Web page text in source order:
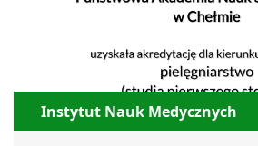
Instytut Nauk Medycznych